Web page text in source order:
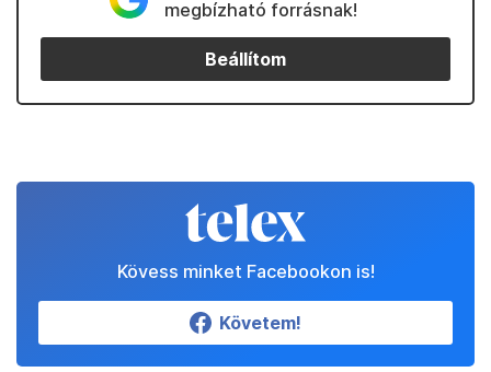
megbízható forrásnak!
Beállítom
Kövess minket Facebookon is!
Követem!